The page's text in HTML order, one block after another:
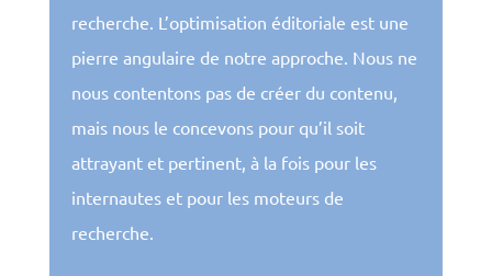
recherche. L’optimisation éditoriale est une
pierre angulaire de notre approche. Nous ne
nous contentons pas de créer du contenu,
mais nous le concevons pour qu’il soit
attrayant et pertinent, à la fois pour les
internautes et pour les moteurs de
recherche.